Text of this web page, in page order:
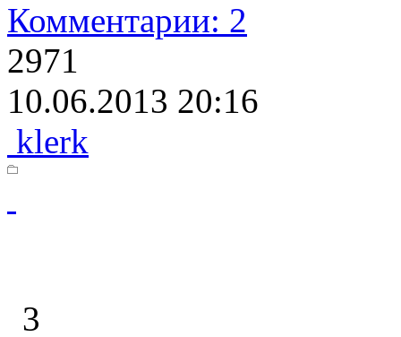
Комментарии: 2
2971
10.06.2013 20:16
klerk
3